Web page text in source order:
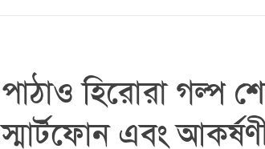
পাঠাও হিরোরা গল্প
স্মার্টফোন এবং